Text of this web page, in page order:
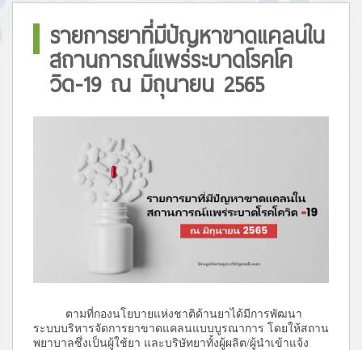
รายการยาที่มีปัญหาขาดแคลนใน
สถานการณ์แพร่ระบาดโรคโค
วิด-19 ณ มิถุนายน 2565
ตามที่กองนโยบายแห่งชาติด้านยาได้มีการพัฒนา
ระบบบริหารจัดการยาขาดแคลนแบบบูรณาการ โดยให้สถาน
พยาบาลซึ่งเป็นผู้ใช้ยา และบริษัทยาทั้งผู้ผลิต/ผู้นำเข้าแจ้ง